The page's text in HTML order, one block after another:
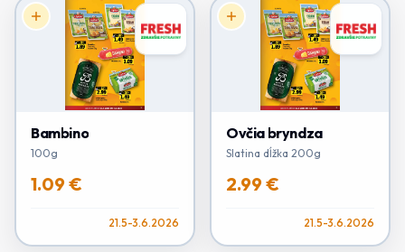
Bambino
100g
1.09 €
21.5-3.6.2026
Ovčia bryndza
Slatina dĺžka 200g
2.99 €
21.5-3.6.2026